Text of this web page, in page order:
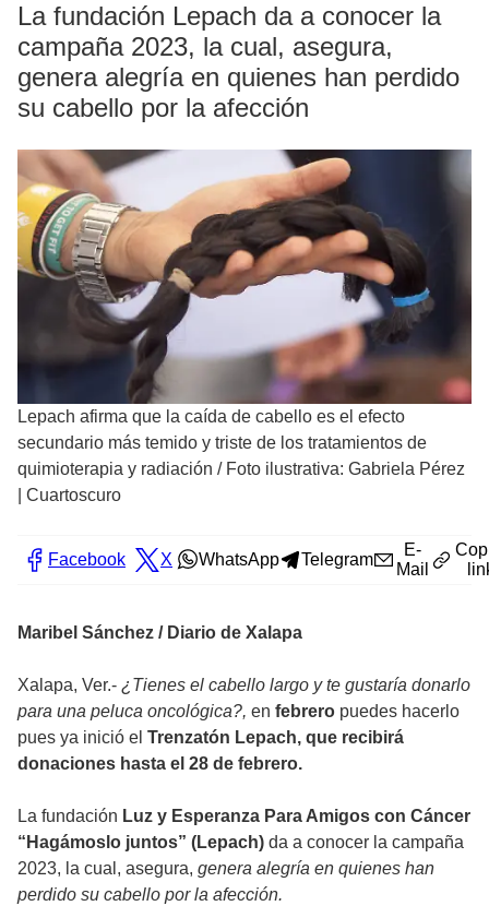
La fundación Lepach da a conocer la
campaña 2023, la cual, asegura,
genera alegría en quienes han perdido
su cabello por la afección
Lepach afirma que la caída de cabello es el efecto
secundario más temido y triste de los tratamientos de
quimioterapia y radiación / Foto ilustrativa: Gabriela Pérez
| Cuartoscuro
Facebook X WhatsApp Telegram
E-
Mail
Maribel Sánchez / Diario de Xalapa
Xalapa, Ver.- ¿Tienes el cabello largo y te gustaría donarlo
para una peluca oncológica?, en febrero puedes hacerlo
pues ya inició el Trenzatón Lepach, que recibirá
donaciones hasta el 28 de febrero.
La fundación Luz y Esperanza Para Amigos con Cáncer
“Hagámoslo juntos” (Lepach) da a conocer la campaña
2023, la cual, asegura, genera alegría en quienes han
perdido su cabello por la afección.